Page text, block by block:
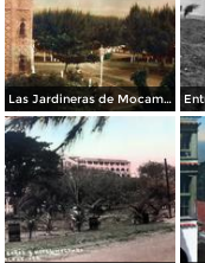
Las Jardineras de Mocambo